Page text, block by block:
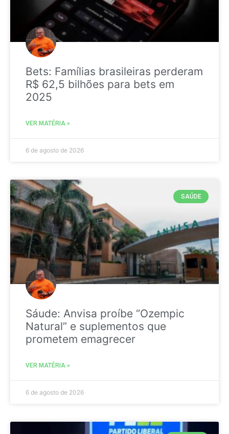
Bets: Famílias brasileiras perderam
R$ 62,5 bilhões para bets em
2025
VER MATÉRIA »
6 de agosto de 2026
SAÚDE
Sáude: Anvisa proíbe “Ozempic
Natural” e suplementos que
prometem emagrecer
VER MATÉRIA »
6 de agosto de 2026